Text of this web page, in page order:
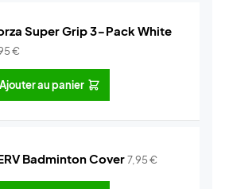
Super Grip 3-Pack White
€
Ajouter au panier
Badminton Cover7,95€